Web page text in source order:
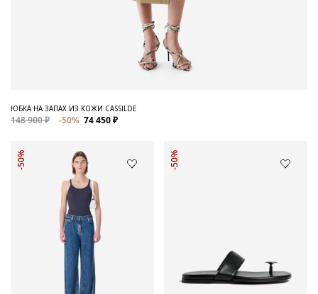
ЮБКА НА ЗАПАХ ИЗ КОЖИ CASSILDE
148 900 ₽ -50% 74 450 ₽
-50% -50%